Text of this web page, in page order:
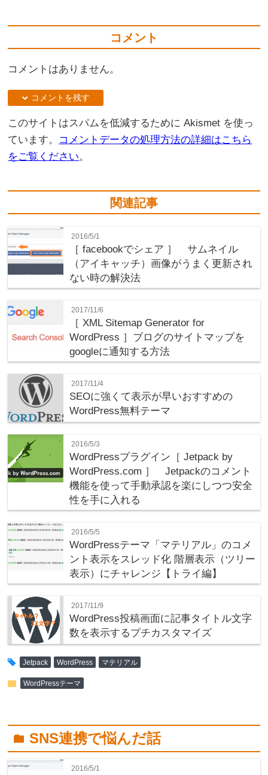
コメント
コメントはありません。
down コメントを残す
このサイトはスパムを低減するために Akismet を使っ
ています。 コメントデータの処理方法の詳細はこちら
をご覧ください。
関連記事
2016/5/1
［ facebookでシェア ］ サムネイル
（アイキャッチ）画像がうまく更新され
ない時の解決法
2017/11/6
［ XML Sitemap Generator for
WordPress ］ブログのサイトマップを
googleに通知する方法
2017/11/4
SEOに強くて表示が早いおすすめの
WordPress無料テーマ
2016/5/3
WordPressプラグイン［ Jetpack by
WordPress.com ］ Jetpackのコメント
機能を使って手動承認を楽にしつつ安全
性を手に入れる
2016/5/5
WordPressテーマ「マテリアル」のコメ
ント表示をスレッド化 階層表示（ツリー
表示）にチャレンジ【トライ編】
2017/11/9
WordPress投稿画面に記事タイトル文字
数を表示するプチカスタマイズ
tag Jetpack WordPress マテリアル
folder WordPressテーマ
folderSNS連携で悩んだ話
2016/5/1